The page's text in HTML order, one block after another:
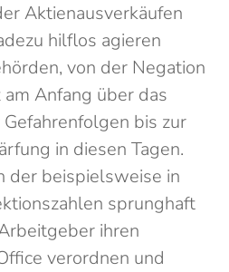
Aktienausverkäufen
hilflos agieren
von der Negation
Anfang über das
bis zur
in diesen Tagen.
der beispielsweise in
sprunghaft
ihren
verordnen und